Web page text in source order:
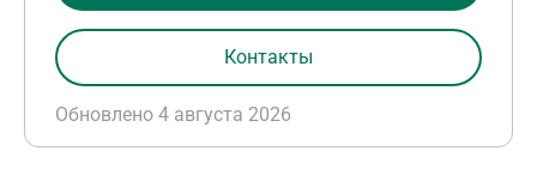
Обновлено 4 августа 2026
Контакты